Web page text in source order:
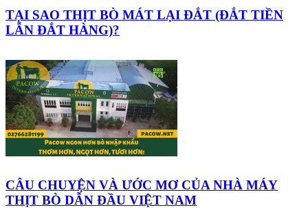
TẠI SAO THỊT BÒ MÁT LẠI ĐẮT (ĐẮT TIỀN
LẪN ĐẮT HÀNG)?
CÂU CHUYỆN VÀ ƯỚC MƠ CỦA NHÀ MÁY
THỊT BÒ DẪN ĐẦU VIỆT NAM